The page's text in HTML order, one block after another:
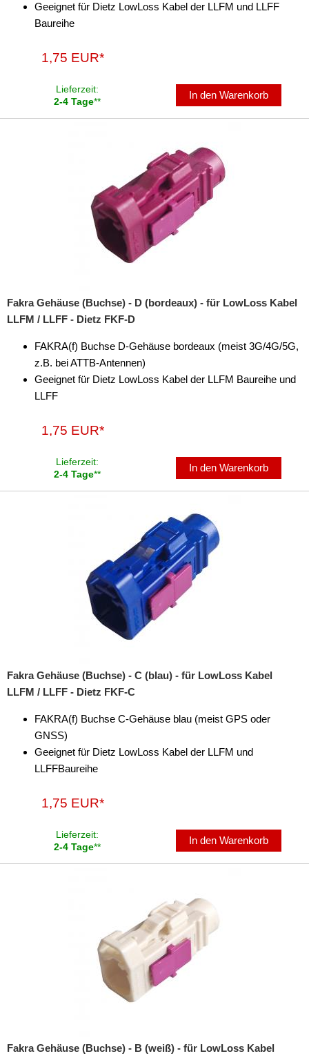
Geeignet für Dietz LowLoss Kabel der LLFM und LLFF
Baureihe
1,75 EUR*
Lieferzeit:
2-4 Tage**
In den Warenkorb
Fakra Gehäuse (Buchse) - D (bordeaux) - für LowLoss Kabel
LLFM / LLFF - Dietz FKF-D
FAKRA(f) Buchse D-Gehäuse bordeaux (meist 3G/4G/5G,
z.B. bei ATTB-Antennen)
Geeignet für Dietz LowLoss Kabel der LLFM Baureihe und
LLFF
1,75 EUR*
Lieferzeit:
2-4 Tage**
In den Warenkorb
Fakra Gehäuse (Buchse) - C (blau) - für LowLoss Kabel
LLFM / LLFF - Dietz FKF-C
FAKRA(f) Buchse C-Gehäuse blau (meist GPS oder
GNSS)
Geeignet für Dietz LowLoss Kabel der LLFM und
LLFFBaureihe
1,75 EUR*
Lieferzeit:
2-4 Tage**
In den Warenkorb
Fakra Gehäuse (Buchse) - B (weiß) - für LowLoss Kabel